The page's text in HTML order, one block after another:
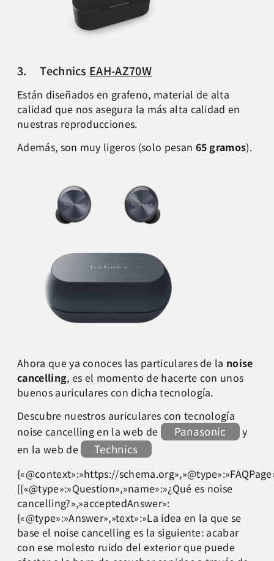
3. Technics EAH-AZ70W
Están diseñados en grafeno, material de alta
calidad que nos asegura la más alta calidad en
nuestras reproducciones.
Además, son muy ligeros (solo pesan 65 gramos).
Ahora que ya conoces las particulares de la noise
cancelling, es el momento de hacerte con unos
buenos auriculares con dicha tecnología.
Descubre nuestros auriculares con tecnología
noise cancelling en la web de
Panasonic
y
en la web de
Technics
{«@context»:»https://
[{«@type»:»Question»,»name»:»¿Qué es noise
cancelling?»,»acceptedAnswer»:
{«@type»:»Answer»,»text»:»La idea en la que se
base el noise cancelling es la siguiente: acabar
con ese molesto ruido del exterior que puede